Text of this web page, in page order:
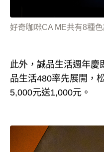
好奇咖咪CA ME共有8種
此外，誠品生活週年慶
品生活480率先展開，
5,000元送1,000元。